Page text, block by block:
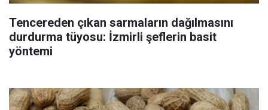
Tencereden çıkan sarmaların dağılmasını
durdurma tüyosu: İzmirli şeflerin basit
yöntemi